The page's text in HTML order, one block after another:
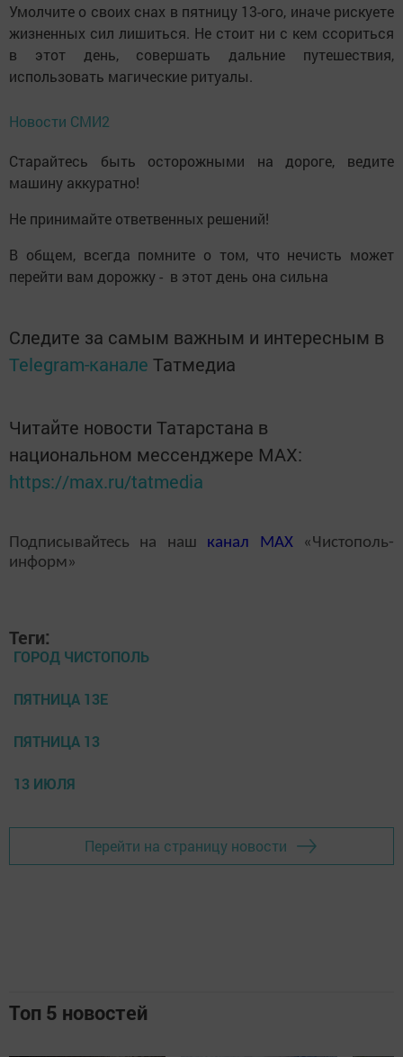
Умолчите о своих снах в пятницу 13-ого, иначе рискуете
жизненных сил лишиться. Не стоит ни с кем ссориться
в этот день, совершать дальние путешествия,
использовать магические ритуалы.
Новости СМИ2
Старайтесь быть осторожными на дороге, ведите
машину аккуратно!
Не принимайте ответвенных решений!
В общем, всегда помните о том, что нечисть может
перейти вам дорожку - в этот день она сильна
Следите за самым важным и интересным в
Telegram-канале Татмедиа
Читайте новости Татарстана в
национальном мессенджере MАХ:
https://max.ru/tatmedia
Подписывайтесь на наш канал MAX«Чистополь-
информ»
Теги:
ГОРОД ЧИСТОПОЛЬ
ПЯТНИЦА 13Е
ПЯТНИЦА 13
13 ИЮЛЯ
Перейти на страницу новости
Топ 5 новостей